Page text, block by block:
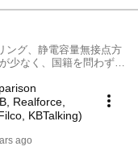
ング、静電容量無接点方
少なく、国籍を問わず、
Realforce,
KBTalking)
ago